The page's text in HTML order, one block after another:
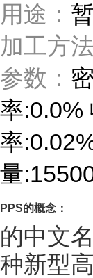
用途：
加工方法
参数：
率:0.0%
率
量
PPS的概念：
的中文
种新型